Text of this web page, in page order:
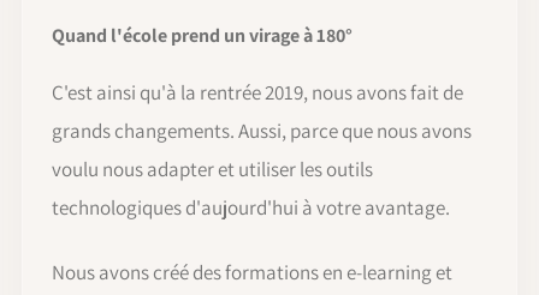
Quand l'école prend un virage à 180°
C'est ainsi qu'à la rentrée 2019, nous avons fait de
grands changements. Aussi, parce que nous avons
voulu nous adapter et utiliser les outils
technologiques d'aujourd'hui à votre avantage.
Nous avons créé des formations en e-learning et